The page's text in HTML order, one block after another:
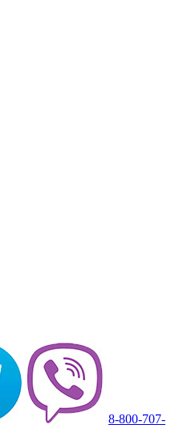
8-800-707-